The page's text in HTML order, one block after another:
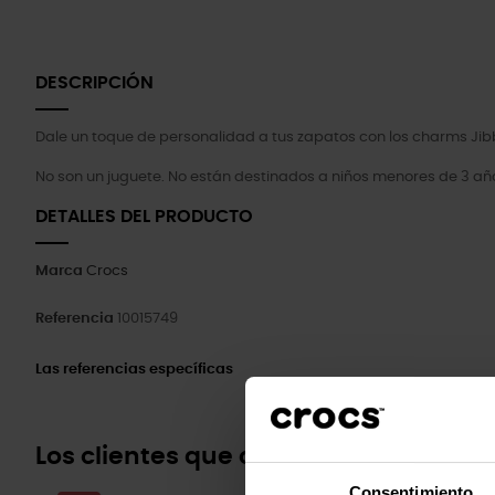
DESCRIPCIÓN
Dale un toque de personalidad a tus zapatos con los charms
No son un juguete. No están destinados a niños menores de 3
DETALLES DEL PRODUCTO
Marca Crocs
Referencia 10015749
Las referencias específicas
Los clientes que compraron este